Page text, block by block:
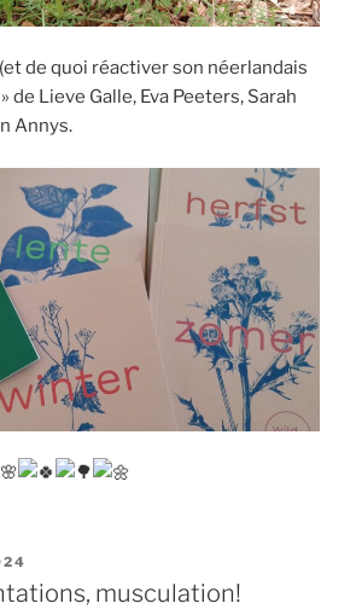
de quoi réactiver son néerlandais
de Lieve Galle, Eva Peeters, Sarah
Annys.
musculation!